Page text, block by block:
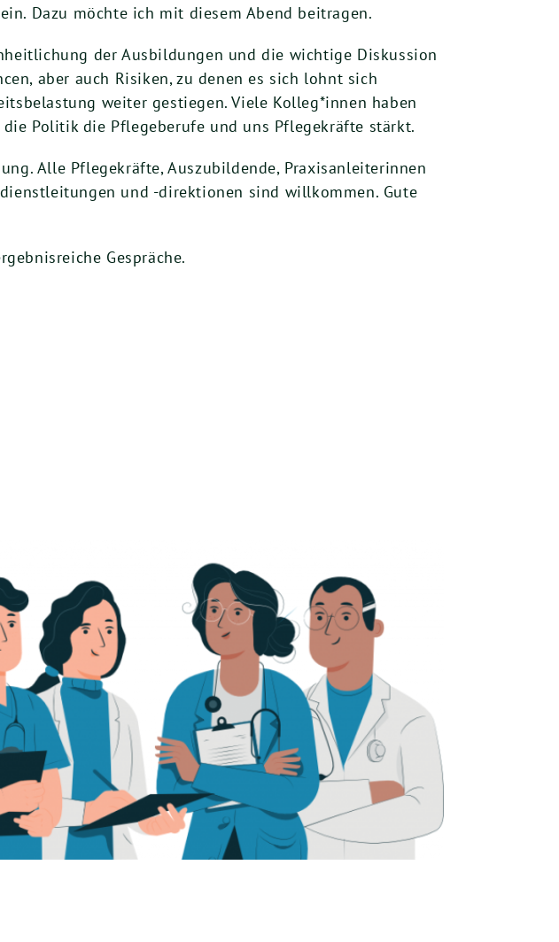
Dazu möchte ich mit diesem Abend beitragen.
der Ausbildungen und die wichtige Diskussion
aber auch Risiken, zu denen es sich lohnt sich
weiter gestiegen. Viele Kolleg*innen haben
Politik die Pflegeberufe und uns Pflegekräfte stärkt.
Alle Pflegekräfte, Auszubildende, Praxisanleiterinnen
und -direktionen sind willkommen. Gute
Gespräche.